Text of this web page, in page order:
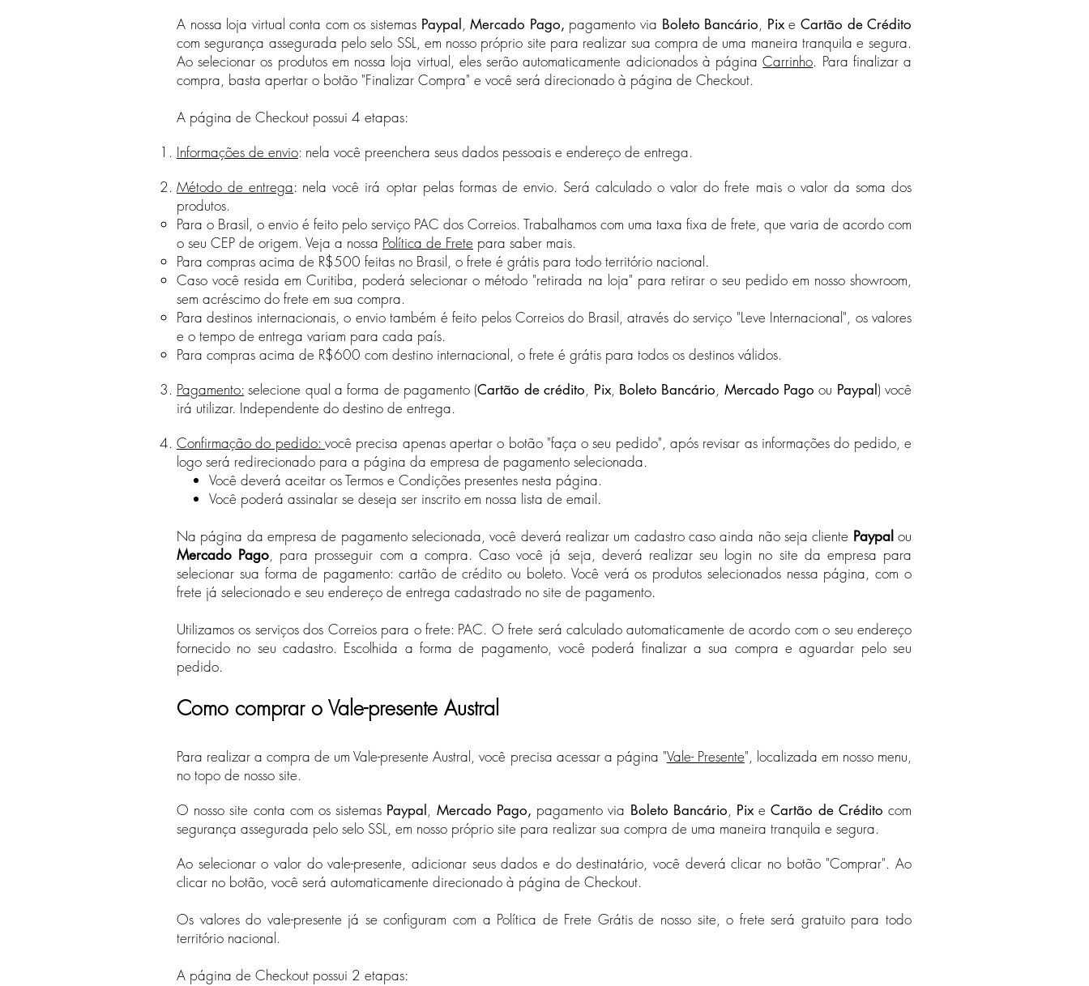
A nossa loja virtual conta com os sistemas Paypal,Mercado Pago, pagamento via Boleto Bancário, Pixe Cartão de Crédito
com segurança assegurada pelo selo SSL, em nosso próprio site para realizar sua compra de uma maneira tranquila e segura.
Ao selecionar os produtos em nossa loja virtual, eles serão automaticamente adicionados à páginaCarrinho. Para finalizar a
compra, basta apertar o botão "Finalizar Compra" e você será direcionado à página de Checkout.
A página de Checkout possui 4 etapas:
Informações de envio: nela você preenchera seus dados pessoais e endereço de entrega.
Método de entrega: nela você irá optar pelas formas de envio. Será calculado o valor do frete mais o valor da soma dos
produtos.
Para o Brasil, o envio é feito pelo serviço PAC dos Correios. Trabalhamos com uma taxa fixa de frete, que varia de acordo com
o seu CEP de origem. Veja a nossa Política de Frete para saber mais.
Para compras acima de R$500 feitas no Brasil, o frete é grátis para todo território nacional.
Caso você resida em Curitiba, poderá selecionar o método "retirada na loja" para retirar o seu pedido em nosso showroom,
sem acréscimo do frete em sua compra.
Para destinos internacionais, o envio também é feito pelos Correios do Brasil, através do serviço "Leve Internacional", os valores
e o tempo de entrega variam para cada país.
Para compras acima de R$600 com destino internacional, o frete é grátis para todos os destinos válidos.
Pagamento: selecione qual a forma de pagamento (Cartão de crédito, Pix, Boleto Bancário, Mercado Pago ou Paypal) você
irá utilizar. Independente do destino de entrega.
Confirmação do pedido: você precisa apenas apertar o botão "faça o seu pedido", após revisar as informações do pedido, e
logo será redirecionado para a página da empresa de pagamento selecionada.
Você deverá aceitar os Termos e Condições presentes nesta página.​
Você poderá assinalar se deseja ser inscrito em nossa lista de email.
Na página da empresa de pagamento selecionada, você deverá realizar um cadastro caso ainda não seja cliente Paypal ou
Mercado Pago, para prosseguir com a compra. Caso você já seja, deverá realizar seu login no site da empresa para
selecionar sua forma de pagamento: cartão de crédito ou boleto. Você verá os produtos selecionados nessa página, com o
frete já selecionado e seu endereço de entrega cadastrado no site de pagamento.​
Utilizamos os serviços dos Correios para o frete: PAC. O frete será calculado automaticamente de acordo com o seu endereço
fornecido no seu cadastro. Escolhida a forma de pagamento, você poderá finalizar a sua compra e aguardar pelo seu
pedido.
Como comprar o Vale-presente Austral
Para realizar a compra de um Vale-presente Austral, você precisa acessar a página "Vale- Presente", localizada em nosso menu,
no topo de nosso site.
O nosso site conta com os sistemas Paypal, Mercado Pago, pagamento via Boleto Bancário, PixeCartão de Crédito com
segurança assegurada pelo selo SSL, em nosso próprio site para realizar sua compra de uma maneira tranquila e segura.
Ao selecionar o valor do vale-presente, adicionar seus dados e do destinatário, você deverá clicar no botão "Comprar". Ao
clicar no botão, você será automaticamente direcionado à página de Checkout.
Os valores do vale-presente já se configuram com a Política de Frete Grátis de nosso site, o frete será gratuito para todo
território nacional.
A página de Checkout possui 2 etapas: